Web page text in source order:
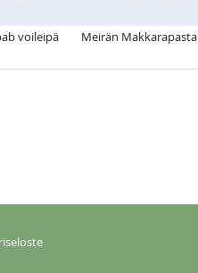
voileipä Meirän Makkarapasta